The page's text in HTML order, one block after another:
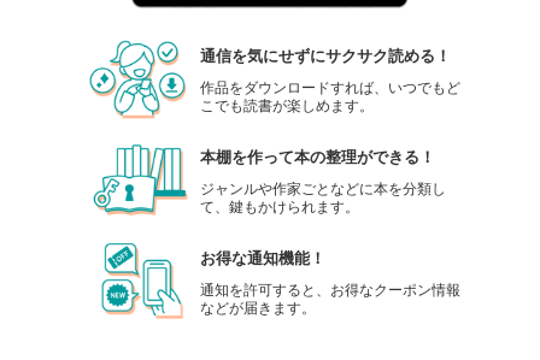
通信を気にせずにサクサク読める！
作品をダウンロードすれば、いつでもど
こでも読書が楽しめます。
本棚を作って本の整理ができる！
ジャンルや作家ごとなどに本を分類し
て、鍵もかけられます。
お得な通知機能！
通知を許可すると、お得なクーポン情報
などが届きます。